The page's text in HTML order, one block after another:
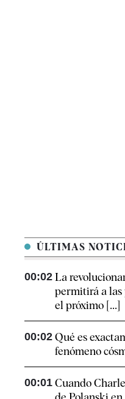
ÚLTIMAS
00:02 La
permitirá a las
el próximo [...]
00:02 Qué es
fenómeno
00:01 Cuando